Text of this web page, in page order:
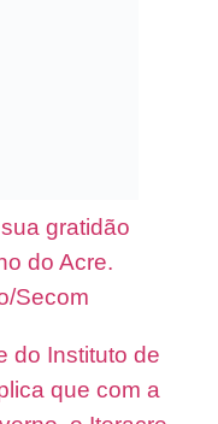
gratidão
do Acre.
Secom
do Instituto de
que com a